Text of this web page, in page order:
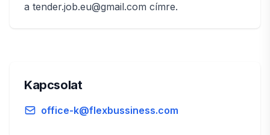
a tender.job.eu@gmail.com címre.
Kapcsolat
office-k@flexbussiness.com